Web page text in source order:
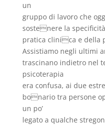
un
gruppo di lavoro che
sostenere la
pratica clinica e della
Assistiamo negli ultimi
trascinano indietro nel
psicoterapia
era confusa, ai due
bonario tra persone
un po’
legato a qualche